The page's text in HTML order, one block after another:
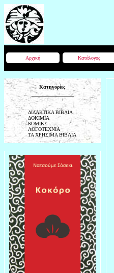
Αρχική Κατάλογος
Κατηγορίες
ΔΙΔΑΚΤΙΚΑ ΒΙΒΛΙΑ
ΔΟΚΙΜΙΑ
ΚΟΜΙΚΣ
ΛΟΓΟΤΕΧΝΙΑ
ΤΑ ΧΡΗΣΙΜΑ ΒΙΒΛΙΑ